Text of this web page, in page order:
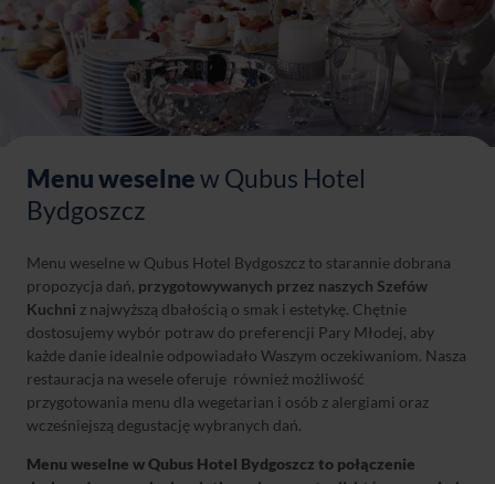
Menu weselnew Qubus Hotel
Bydgoszcz
Menu weselne w Qubus Hotel Bydgoszcz to starannie dobrana
propozycja dań, przygotowywanych przez naszych Szefów
Kuchni z najwyższą dbałością o smak i estetykę. Chętnie
dostosujemy wybór potraw do preferencji Pary Młodej, aby
każde danie idealnie odpowiadało Waszym oczekiwaniom. Nasza
restauracja na wesele oferuje również możliwość
przygotowania menu dla wegetarian i osób z alergiami oraz
wcześniejszą degustację wybranych dań.
Menu weselne w Qubus Hotel Bydgoszcz to połączenie